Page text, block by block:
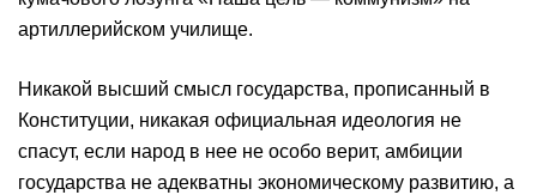
артиллерийском училище.
Никакой высший смысл государства, прописанный в
Конституции, никакая официальная идеология не
спасут, если народ в нее не особо верит, амбиции
государства не адекватны экономическому развитию, а